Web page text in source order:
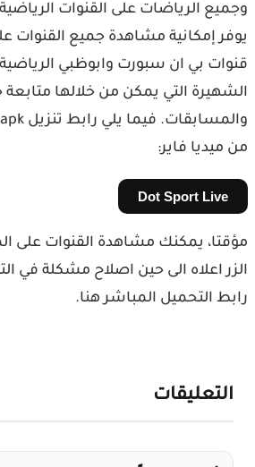
الرياضات على القنوات الرياضية
إمكانية مشاهدة جميع القنوات على
بي ان سبورت وابوظبي الرياضية
التي يمكن من خلالها متابعة
فاير:
Dot Sport Live
يمكنك مشاهدة القنوات على
اعلاه الى حين اصلاح مشكلة في
التحميل المباشر هنا.